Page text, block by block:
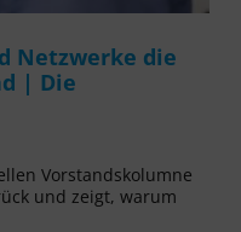
Netzwerke die
| Die
Vorstandskolumne
und zeigt, warum